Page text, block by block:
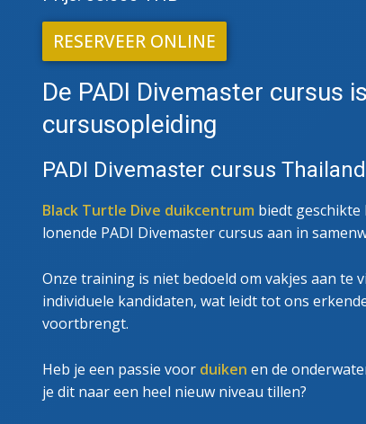
RESERVEER ONLINE
De PADI Divemaster cursus
cursusopleiding
PADI Divemaster cursus Thailand
Black Turtle Dive duikcentrum biedt
lonende PADI Divemaster cursus aan in
Onze training is niet bedoeld om vakjes aan te
individuele kandidaten, wat leidt tot ons
voortbrengt.
Heb je een passie voor duiken en de
je dit naar een heel nieuw niveau tillen?